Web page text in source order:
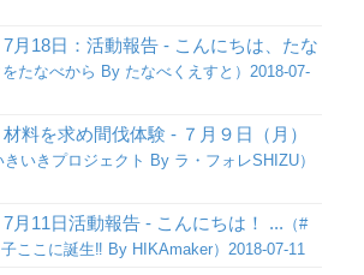
7月18日：活動報告 - こんにちは、たな
をたなべから By たなべくえすと）2018-07-
材料を求め間伐体験 - ７月９日（月）
きいきプロジェクト By ラ・フォレSHIZU）
7月11日活動報告 - こんにちは！ ... （#
ここに誕生‼︎ By HIKAmaker）2018-07-11